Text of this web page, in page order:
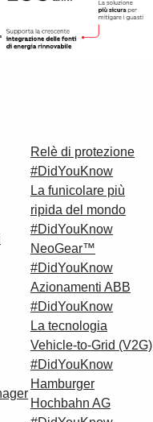
Relè di protezione
#DidYouKnow
La funicolare più
ripida del mondo
#DidYouKnow
NeoGear™
#DidYouKnow
Azionamenti ABB
#DidYouKnow
La tecnologia
Vehicle-to-Grid (V2G)
#DidYouKnow
Hamburger
Hochbahn AG